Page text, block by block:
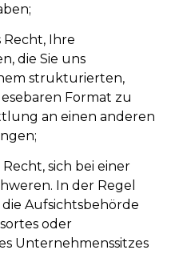
Recht, Ihre
die Sie uns
strukturierten,
Format zu
an einen anderen
sich bei einer
In der Regel
Aufsichtsbehörde
oder
Unternehmenssitzes